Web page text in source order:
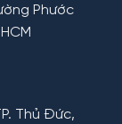
Phước
Thủ Đức,